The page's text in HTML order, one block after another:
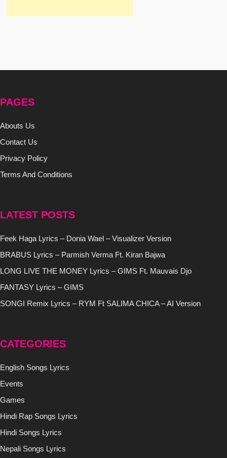
PAGES
Abouts Us
Contact Us
Privacy Policy
Terms And Conditions
LATEST POSTS
Feek Haga Lyrics – Donia Wael – Visualizer Version
BRABUS Lyrics – Parmish Verma Ft. Kiran Bajwa
LONG LIVE THE MONEY Lyrics – GIMS Ft. Mauvais Djo
FANTASY Lyrics – GIMS
SONGI Remix Lyrics – RYM Ft SALIMA CHICA – AI Version
CATEGORIES
English Songs Lyrics
Events
Games
Hindi Rap Songs Lyrics
Hindi Songs Lyrics
Nepali Songs Lyrics